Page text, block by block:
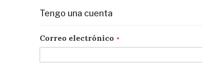
Tengo una cuenta
Correo electrónico